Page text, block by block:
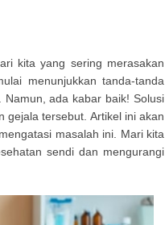
kita yang sering merasakan
menunjukkan tanda-tanda
ada kabar baik! Solusi
gejala tersebut. Artikel ini akan
masalah ini. Mari kita
sendi dan mengurangi